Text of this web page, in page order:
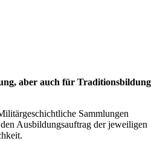
aber auch für Traditionsbildung
Sammlungen
Ausbildungsauftrag der jeweiligen